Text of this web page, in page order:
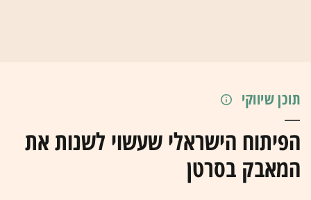
תוכן שיווקי
הפיתוח הישראלי שעשוי לשנות את
המאבק בסרטן